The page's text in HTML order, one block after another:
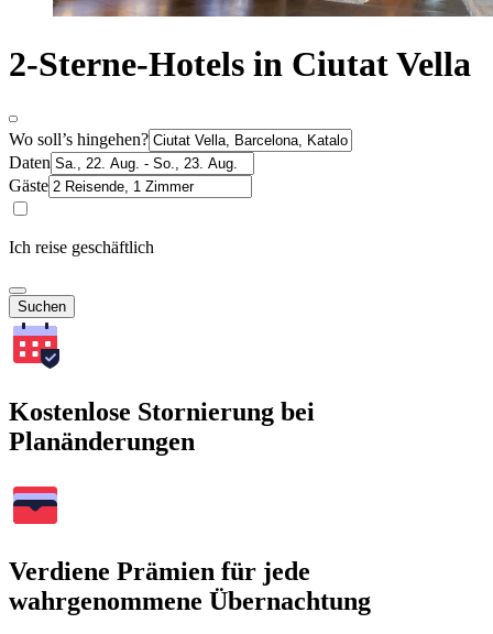
2-Sterne-Hotels in Ciutat Vella
Wo soll’s hingehen?
Daten
Gäste
Ich reise geschäftlich
Suchen
Kostenlose Stornierung bei
Planänderungen
Verdiene Prämien für jede
wahrgenommene Übernachtung